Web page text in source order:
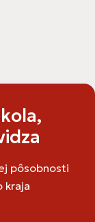
pôsobnosti
kraja